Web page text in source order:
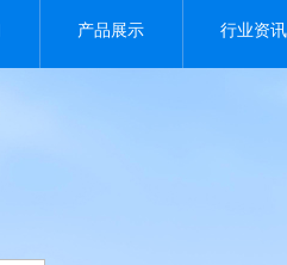
产品展示 行业资讯